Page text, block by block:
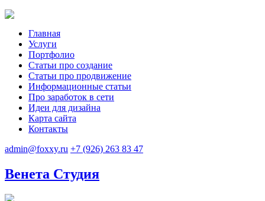
Главная
Услуги
Портфолио
Статьи про создание
Статьи про продвижение
Информационные статьи
Про заработок в сети
Идеи для дизайна
Карта сайта
Контакты
admin@foxxy.ru +7 (926) 263 83 47
Венета Студия